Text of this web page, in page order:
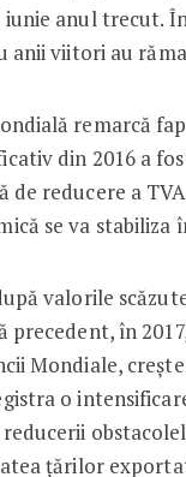
anul trecut.
anii viitori au
remarcă
din 2016 a
de reducere a
se va stabiliza
valorile
precedent, în
Mondiale,
o
reducerii
țărilor